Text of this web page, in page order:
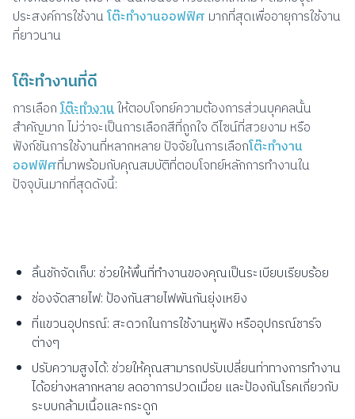
ประสงค์การใช้งานโต๊ะทำงานออฟฟิศ มากที่สุดเพื่ออายุการใช้งาน
ที่ยาวนาน
โต๊ะทำงานที่ดี
การเลือกโต๊ะทำงานให้ตอบโจทย์ความต้องการส่วนบุคคลนั้น
สำคัญมาก ไม่ว่าจะเป็นการเลือกสีที่ถูกใจ ดีไซน์ที่สวยงาม หรือ
ฟังก์ชันการใช้งานที่หลากหลาย ปัจจัยในการเลือกโต๊ะทำงาน
ออฟฟิศที่มาพร้อมกับคุณสมบัติที่ตอบโจทย์หลักการทำงานใน
ปัจจุบันมากที่สุดดังนี้:
ลิ้นชักจัดเก็บ: ช่วยให้พื้นที่ทำงานของคุณเป็นระเบียบเรียบร้อย
ช่องจัดสายไฟ: ป้องกันสายไฟพันกันยุ่งเหยิง
ที่แขวนอุปกรณ์: สะดวกในการใช้งานหูฟัง หรืออุปกรณ์ชาร์จ
ต่างๆ
ปรับความสูงได้: ช่วยให้คุณสามารถปรับเปลี่ยนท่าทางการทำงาน
ได้อย่างหลากหลาย ลดอาการปวดเมื่อย และป้องกันโรคเกี่ยวกับ
ระบบกล้ามเนื้อและกระดูก